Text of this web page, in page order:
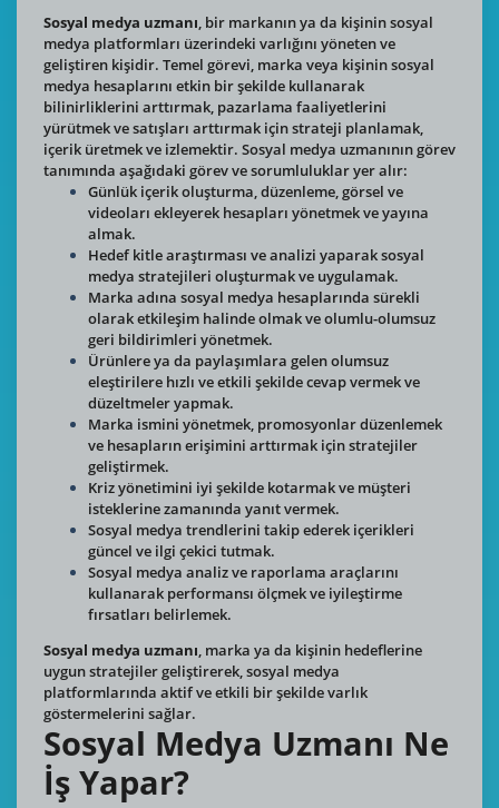
Sosyal medya uzmanı, bir markanın ya da kişinin sosyal
medya platformları üzerindeki varlığını yöneten ve
geliştiren kişidir. Temel görevi, marka veya kişinin sosyal
medya hesaplarını etkin bir şekilde kullanarak
bilinirliklerini arttırmak, pazarlama faaliyetlerini
yürütmek ve satışları arttırmak için strateji planlamak,
içerik üretmek ve izlemektir. Sosyal medya uzmanının görev
tanımında aşağıdaki görev ve sorumluluklar yer alır:
Günlük içerik oluşturma, düzenleme, görsel ve
videoları ekleyerek hesapları yönetmek ve yayına
almak.
Hedef kitle araştırması ve analizi yaparak sosyal
medya stratejileri oluşturmak ve uygulamak.
Marka adına sosyal medya hesaplarında sürekli
olarak etkileşim halinde olmak ve olumlu-olumsuz
geri bildirimleri yönetmek.
Ürünlere ya da paylaşımlara gelen olumsuz
eleştirilere hızlı ve etkili şekilde cevap vermek ve
düzeltmeler yapmak.
Marka ismini yönetmek, promosyonlar düzenlemek
ve hesapların erişimini arttırmak için stratejiler
geliştirmek.
Kriz yönetimini iyi şekilde kotarmak ve müşteri
isteklerine zamanında yanıt vermek.
Sosyal medya trendlerini takip ederek içerikleri
güncel ve ilgi çekici tutmak.
Sosyal medya analiz ve raporlama araçlarını
kullanarak performansı ölçmek ve iyileştirme
fırsatları belirlemek.
Sosyal medya uzmanı, marka ya da kişinin hedeflerine
uygun stratejiler geliştirerek, sosyal medya
platformlarında aktif ve etkili bir şekilde varlık
göstermelerini sağlar.
Sosyal Medya Uzmanı Ne
İş Yapar?